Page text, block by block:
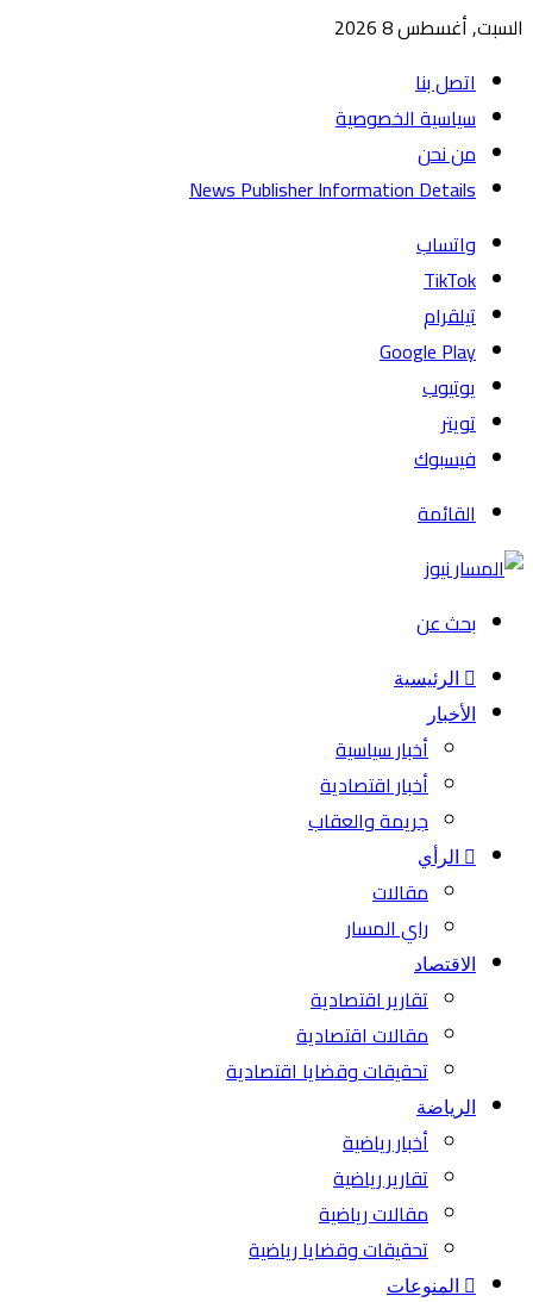
السبت, أغسطس 8 2026
اتصل بنا
سياسية الخصوصية
من نحن
News Publisher Information Details
واتساب
TikTok
تيلقرام
يوتيوب
تويتر
فيسبوك
القائمة
بحث عن
الرئيسية
الأخبار
أخبار سياسية
أخبار اقتصادية
جريمة والعقاب
الرأي
مقالات
راي المسار
الاقتصاد
تقارير اقتصادية
مقالات اقتصادية
تحقيقات وقضايا اقتصادية
الرياضة
أخبار رياضية
تقارير رياضية
مقالات رياضية
تحقيقات وقضايا رياضية
المنوعات